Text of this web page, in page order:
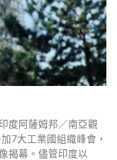
度阿薩姆邦／南亞觀
7大工業國組織峰會，
揭幕。儘管印度以